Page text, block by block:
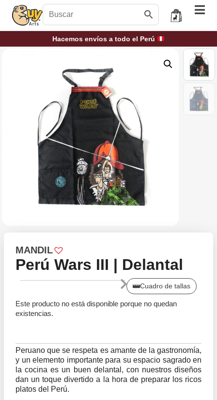
Hacemos envíos a todo el Perú
MANDIL
Perú Wars III | Delantal
Cuadro de tallas
Este producto no está disponible porque no quedan
existencias.
Peruano que se respeta es amante de la gastronomía,
y un elemento importante para su espacio sagrado en
la cocina es un buen delantal, con nuestros diseños
dan un toque divertido a la hora de preparar los ricos
platos del Perú.